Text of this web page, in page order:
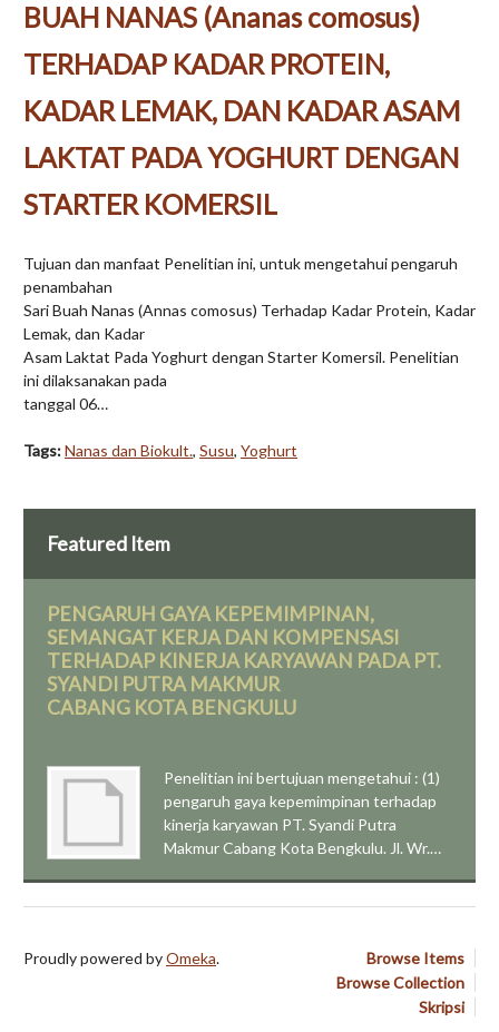
BUAH NANAS (Ananas comosus)
TERHADAP KADAR PROTEIN,
KADAR LEMAK, DAN KADAR ASAM
LAKTAT PADA YOGHURT DENGAN
STARTER KOMERSIL
Tujuan dan manfaat Penelitian ini, untuk mengetahui pengaruh
penambahan
Sari Buah Nanas (Annas comosus) Terhadap Kadar Protein, Kadar
Lemak, dan Kadar
Asam Laktat Pada Yoghurt dengan Starter Komersil. Penelitian
ini dilaksanakan pada
tanggal 06…
Tags:Nanas dan Biokult., Susu, Yoghurt
Featured Item
PENGARUH GAYA KEPEMIMPINAN,
SEMANGAT KERJA DAN KOMPENSASI
TERHADAP KINERJA KARYAWAN PADA PT.
SYANDI PUTRA MAKMUR
CABANG KOTA BENGKULU
Penelitian ini bertujuan mengetahui : (1)
pengaruh gaya kepemimpinan terhadap
kinerja karyawan PT. Syandi Putra
Makmur Cabang Kota Bengkulu. Jl. Wr.…
Browse Items
Browse Collection
Skripsi
Proudly powered byOmeka.